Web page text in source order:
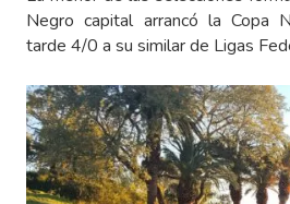
Negro capital arrancó la Copa
tarde 4/0 a su similar de Ligas